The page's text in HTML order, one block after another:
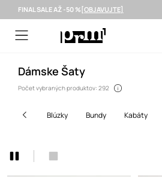
Doručenie aj do 24 h >
FINAL SALE AŽ -50 % [OBJAVUJTE]
Dámske Šaty
Počet vybraných produktov: 292
blúzky bundy kabáty